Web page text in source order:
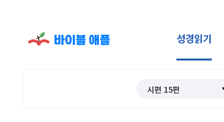
성경읽기
시편 15편